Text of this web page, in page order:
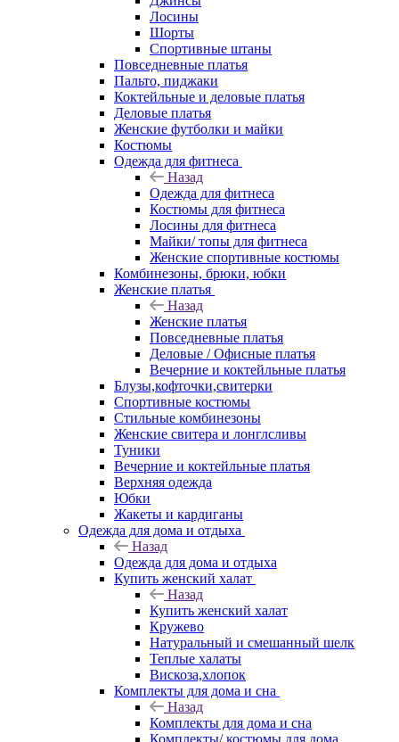
Лосины
Шорты
Спортивные штаны
Повседневные платья
Пальто, пиджаки
Коктейльные и деловые платья
Деловые платья
Женские футболки и майки
Костюмы
Одежда для фитнеса
Назад
Одежда для фитнеса
Костюмы для фитнеса
Лосины для фитнеса
Майки/ топы для фитнеса
Женские спортивные костюмы
Комбинезоны, брюки, юбки
Женские платья
Назад
Женские платья
Повседневные платья
Деловые / Офисные платья
Вечерние и коктейльные платья
Блузы,кофточки,свитерки
Спортивные костюмы
Стильные комбинезоны
Женские свитера и лонглсливы
Туники
Вечерние и коктейльные платья
Верхняя одежда
Юбки
Жакеты и кардиганы
Одежда для дома и отдыха
Назад
Одежда для дома и отдыха
Купить женский халат
Назад
Купить женский халат
Кружево
Натуральный и смешанный шелк
Теплые халаты
Вискоза,хлопок
Комплекты для дома и сна
Назад
Комплекты для дома и сна
Комплекты/ костюмы для дома